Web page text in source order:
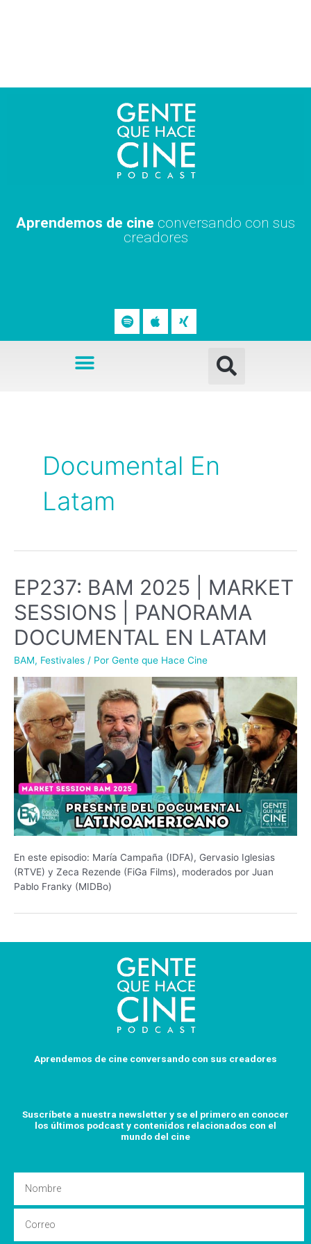
Aprendemos de cine conversando con sus
creadores
o
t
i
p
l
e
n
g
Menú
Documental En
Latam
EP237: BAM 2025 | MARKET
SESSIONS | PANORAMA
DOCUMENTAL EN LATAM
BAM, Festivales / Por Gente que Hace Cine
En este episodio: María Campaña (IDFA), Gervasio Iglesias
(RTVE) y Zeca Rezende (FiGa Films), moderados por Juan
Pablo Franky (MIDBo)
Aprendemos de cine conversando con sus creadores
Suscríbete a nuestra newsletter y se el primero en conocer
los últimos podcast y contenidos relacionados con el
mundo del cine